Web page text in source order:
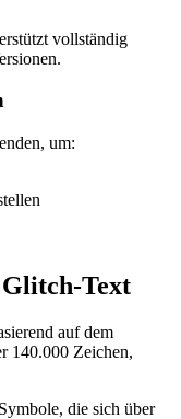
vollständig
um:
Text
auf dem
140.000 Zeichen,
die sich über